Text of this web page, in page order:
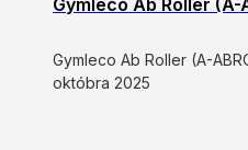
Gymleco Ab Roller (A-
októbra 2025